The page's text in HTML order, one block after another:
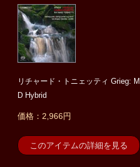
リチャード・トニェッティ Grieg:
D Hybrid
価格：2,966円
このアイテムの詳細を見る